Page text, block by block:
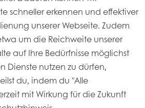
schneller erkennen und effektiver
unserer Webseite. Zudem
um die Reichweite unserer
auf Ihre Bedürfnisse möglichst
Dienste nutzen zu dürfen,
du, indem du "Alle
mit Wirkung für die Zukunft